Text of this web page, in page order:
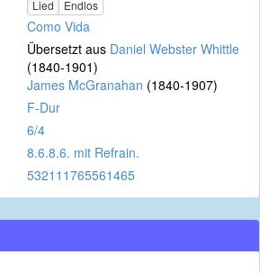
Lied Endlos
Como Vida
Übersetzt aus Daniel Webster Whittle
(1840-1901)
James McGranahan (1840-1907)
F-Dur
6/4
8.6.8.6. mit Refrain.
532111765561465